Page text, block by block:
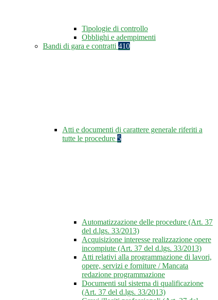
Tipologie di controllo
Obblighi e adempimenti
Bandi di gara e contratti 410
Atti e documenti di carattere generale riferiti a
tutte le procedure 5
Automatizzazione delle procedure (Art. 37
del d.lgs. 33/2013)
Acquisizione interesse realizzazione opere
incompiute (Art. 37 del d.lgs. 33/2013)
Atti relativi alla programmazione di lavori,
opere, servizi e forniture / Mancata
redazione programmazione
Documenti sul sistema di qualificazione
(Art. 37 del d.lgs. 33/2013)